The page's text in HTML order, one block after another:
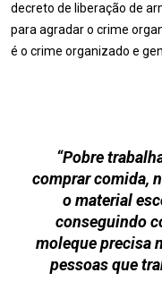
decreto de liberação de
para agradar o crime
é o crime organizado e
“Pobre
comprar comida,
o material
conseguindo
moleque precisa
pessoas que